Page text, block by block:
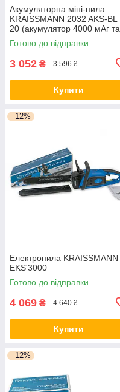
Акумуляторна міні-пила
KRAISSMANN 2032 AKS-BL
20 (акумулятор 4000 мАг та
ЗП)
Готово до відправки
3 052 ₴ 3 596 ₴
Купити
–12%
Електропила KRAISSMANN
EKS'3000
Готово до відправки
4 069 ₴ 4 640 ₴
Купити
–12%